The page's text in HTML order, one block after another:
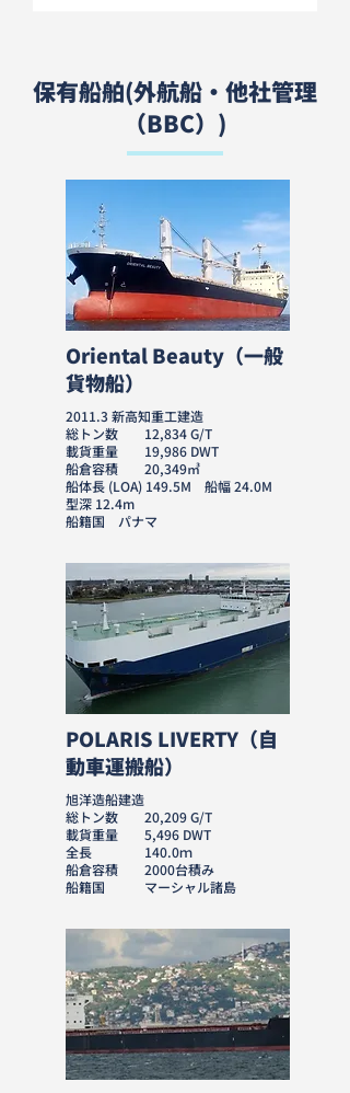
保有船舶(外航船・他社管理
（BBC）)
Oriental Beauty（一般
貨物船）
2011.3 新高知重工建造
総トン数 12,834 G/T
載貨重量 19,986 DWT
船倉容積 20,349㎥
船体長 (LOA) 149.5M 船幅 24.0M
型深 12.4m
​船籍国 パナマ
POLARIS LIVERTY（自
動車運搬船）
旭洋造船建造
総トン数 20,209 G/T
載貨重量 5,496 DWT
全長 140.0ｍ
船倉容積 2000台積み
​船籍国 マーシャル諸島